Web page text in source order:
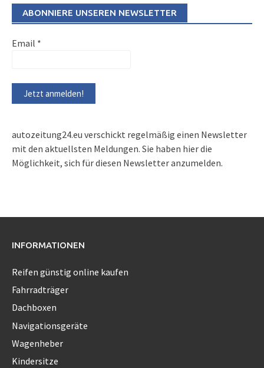
ABONNIERE UNSEREN NEWSLETTER
Email *
autozeitung24.eu verschickt regelmäßig einen Newsletter
mit den aktuellsten Meldungen. Sie haben hier die
Möglichkeit, sich für diesen Newsletter anzumelden.
INFORMATIONEN
Reifen günstig online kaufen
Fahrradträger
Dachboxen
Navigationsgeräte
Wagenheber
Kindersitze